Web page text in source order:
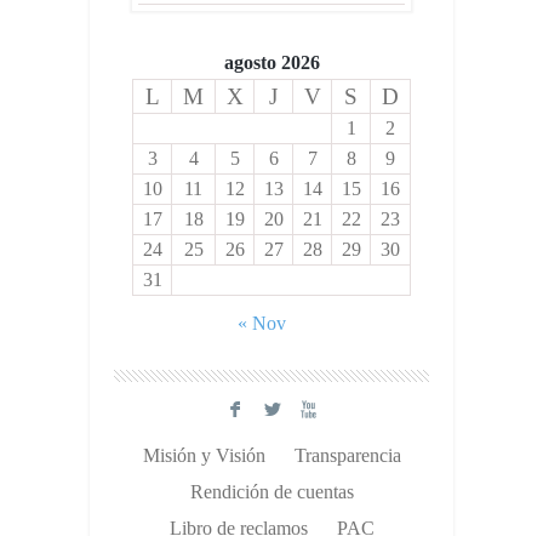
agosto 2026
L M X J V S D
1
2
3
4 5 6 7 8
9
10
11 12 13 14 15
16
17
18 19 20 21 22
23
24
25 26 27 28 29
30
31
« Nov
F L X
Misión y Visión
Transparencia
Rendición de cuentas
Libro de reclamos
PAC